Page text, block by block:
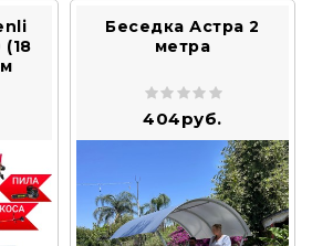
(18
Беседка Астра 2
метра
404руб.